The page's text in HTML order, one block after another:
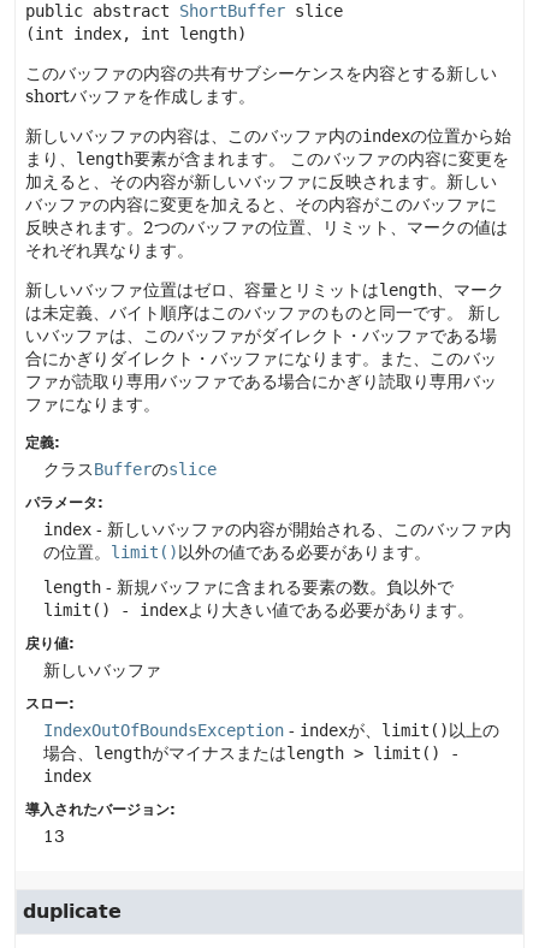
public abstract ShortBuffer slice
(int index, int length)
このバッファの内容の共有サブシーケンスを内容とする新しい
shortバッファを作成します。
新しいバッファの内容は、このバッファ内のindexの位置から始
まり、 length要素が含まれます。
このバッファの内容に変更を
加えると、その内容が新しいバッファに反映されます。新しい
バッファの内容に変更を加えると、その内容がこのバッファに
反映されます。2つのバッファの位置、リミット、マークの値は
それぞれ異なります。
新しいバッファ位置はゼロ、容量とリミットはlength 、マーク
は未定義、バイト順序はこのバッファのものと同一です。
新し
いバッファは、このバッファがダイレクト・バッファである場
合にかぎりダイレクト・バッファになります。また、このバッ
ファが読取り専用バッファである場合にかぎり読取り専用バッ
ファになります。
定義:
クラスBufferのslice
パラメータ:
index - 新しいバッファの内容が開始される、このバッファ内
の位置。 limit() 以外の値である必要があります。
length - 新規バッファに含まれる要素の数。負以外で
limit() - indexより大きい値である必要があります。
戻り値:
新しいバッファ
スロー:
IndexOutOfBoundsException - indexが、 limit() 以上の
場合、 lengthがマイナスまたはlength > limit() -
index
導入されたバージョン:
13
duplicate